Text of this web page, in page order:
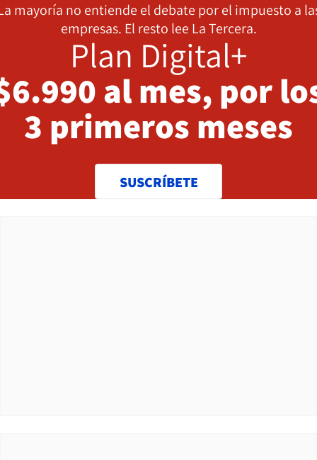
mayoría no entiende el debate por el impuesto a
empresas. El resto lee La Tercera.
Plan Digital+
al mes, por
3 primeros meses
SUSCRÍBETE